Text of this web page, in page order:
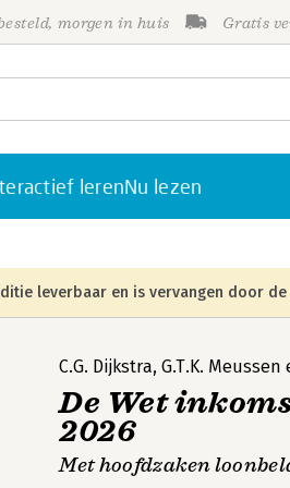
morgen in huis Gratis
lerenNu lezen
leverbaar en is vervangen door
C.G. Dijkstra,G.T.K. Meussen
De Wet
2026
Met hoofdzaken